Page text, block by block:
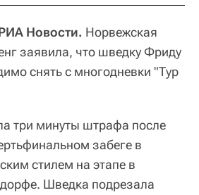
Новости. Норвежская
заявила, что шведку Фриду
снять с многодневки "Тур
три минуты штрафа после
забеге в
стилем на этапе в
Шведка подрезала